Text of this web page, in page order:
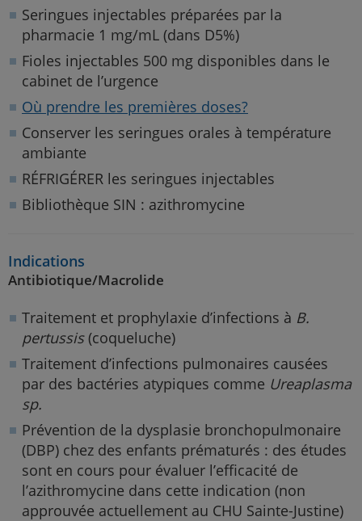
Seringues injectables préparées par la
pharmacie 1 mg/mL (dans D5%)
Fioles injectables 500 mg disponibles dans le
cabinet de l’urgence
Où prendre les premières doses?
Conserver les seringues orales à température
ambiante
RÉFRIGÉRER les seringues injectables
Bibliothèque SIN : azithromycine
Indications
Antibiotique/Macrolide
Traitement et prophylaxie d’infections à B.
pertussis(coqueluche)
Traitement d’infections pulmonaires causées
par des bactéries atypiques comme Ureaplasma
sp.
Prévention de la dysplasie bronchopulmonaire
(DBP) chez des enfants prématurés : des études
sont en cours pour évaluer l’efficacité de
l’azithromycine dans cette indication (non
approuvée actuellement au CHU Sainte-Justine)